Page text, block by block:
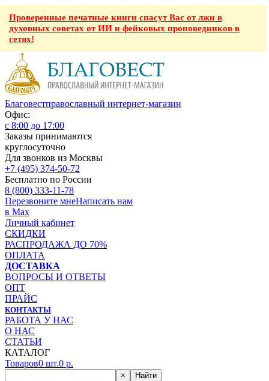
Проверенные печатные книги спасут Вас от лжи в
духовных советах от ИИ и фейковых проповедников в
сетях!
Благовестправославный интернет-магазин
Офис:
с 8:00 до 17:00
Заказы принимаются
круглосуточно
Для звонков из Москвы
+7 (495) 374-50-72
Бесплатно по России
8 (800) 333-11-78
Перезвоните мнеНаписать нам
в Max
Личный кабинет
СКИДКИ
РАСПРОДАЖА ДО 70%
ОПЛАТА
ДОСТАВКА
ВОПРОСЫ И ОТВЕТЫ
ОПТ
ПРАЙС
КОНТАКТЫ
РАБОТА У НАС
О НАС
СТАТЬИ
КАТАЛОГ
Товаров0 шт.0 р.
× Найти